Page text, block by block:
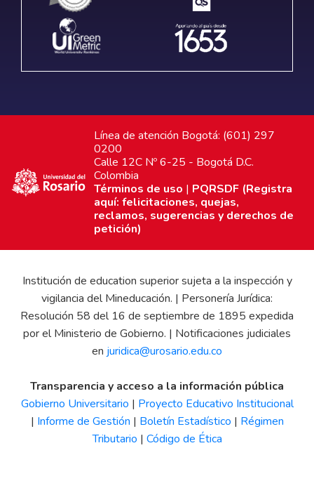
Línea de atención Bogotá: (601) 297
0200
Calle 12C Nº 6-25 - Bogotá D.C.
Colombia
Términos de uso | PQRSDF (Registra
aquí: felicitaciones, quejas,
reclamos, sugerencias y derechos de
petición)
Institución de education superior sujeta a la inspección y
vigilancia del Mineducación. | Personería Jurídica:
Resolución 58 del 16 de septiembre de 1895 expedida
por el Ministerio de Gobierno. | Notificaciones judiciales
en juridica@urosario.edu.co
Transparencia y acceso a la información pública
Gobierno Universitario | Proyecto Educativo Institucional
| Informe de Gestión | Boletín Estadístico | Régimen
Tributario | Código de Ética